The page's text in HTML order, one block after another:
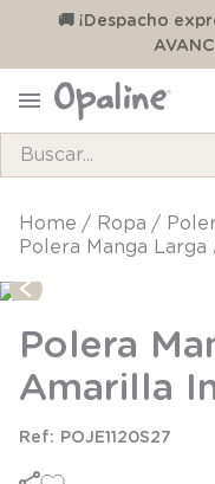
🚚 ¡Despacho
ropa
Polera Manga
Polera
Amarilla
POJE1120S27
TÉRMINOS MÁS
3.
zapatillas
4.
body
5
manta